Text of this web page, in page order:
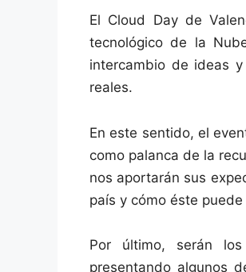
El Cloud Day de
tecnológico de la
intercambio de ideas
reales.
En este sentido, el
como palanca de la
nos aportarán sus
país y cómo éste
Por último, serán
presentando algunos